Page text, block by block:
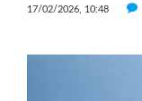
17/02/2026, 10:48